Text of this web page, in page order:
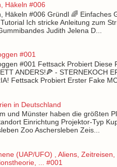
Häkeln #006
Häkeln #006 Gründl 🌈 Einfaches
Ich stricke Anleitung zum
Judith Jelena D...
#001
#001 Fettsack Probiert Diese
ANDERS!🍕 - STERNEKOCH
Fettsack Probiert Erster Fake
in Deutschland
und Münster haben die größten
Einrichtung Projektor-Typ
Zoo Aschersleben Zeis...
(UAP/UFO) , Aliens, Zeitreisen,
... #001